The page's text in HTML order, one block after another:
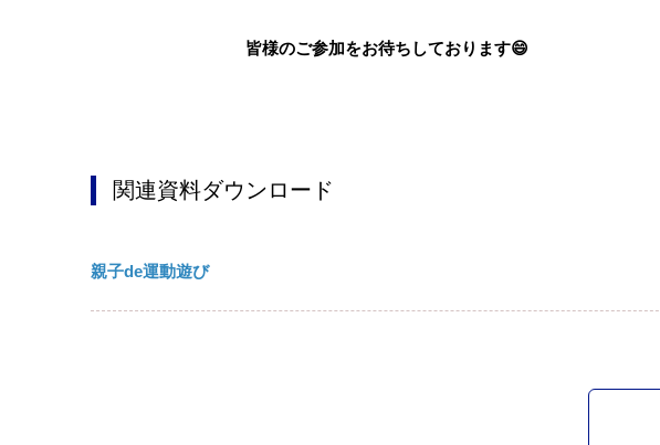
皆様のご参加をお待ちしております😄
関連資料ダウンロード
親子de運動遊び